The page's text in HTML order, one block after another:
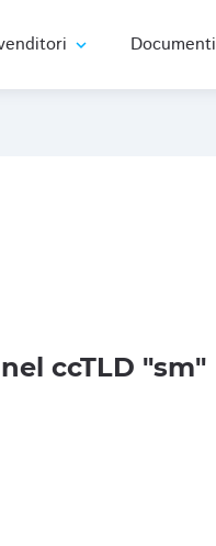
expand_more Documenti
ccTLD "sm"